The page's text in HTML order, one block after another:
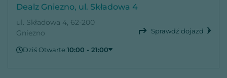
Dealz Gniezno, ul. Składowa 4
ul. Składowa 4, 62-200
Gniezno
Sprawdź dojazd
Dziś Otwarte:10:00 - 21:00